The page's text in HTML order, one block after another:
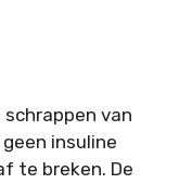
van
insuline
te breken. De